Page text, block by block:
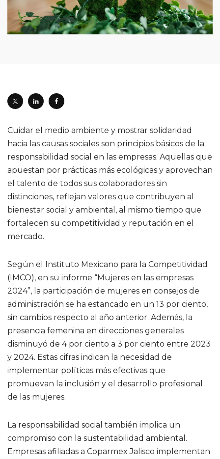
Cuidar el medio ambiente y mostrar solidaridad
hacia las causas sociales son principios básicos de la
responsabilidad social en las empresas. Aquellas que
apuestan por prácticas más ecológicas y aprovechan
el talento de todos sus colaboradores sin
distinciones, reflejan valores que contribuyen al
bienestar social y ambiental, al mismo tiempo que
fortalecen su competitividad y reputación en el
mercado.
Según el Instituto Mexicano para la Competitividad
(IMCO), en su informe “Mujeres en las empresas
2024”, la participación de mujeres en consejos de
administración se ha estancado en un 13 por ciento,
sin cambios respecto al año anterior. Además, la
presencia femenina en direcciones generales
disminuyó de 4 por ciento a 3 por ciento entre 2023
y 2024. Estas cifras indican la necesidad de
implementar políticas más efectivas que
promuevan la inclusión y el desarrollo profesional
de las mujeres.
La responsabilidad social también implica un
compromiso con la sustentabilidad ambiental.
Empresas afiliadas a Coparmex Jalisco implementan